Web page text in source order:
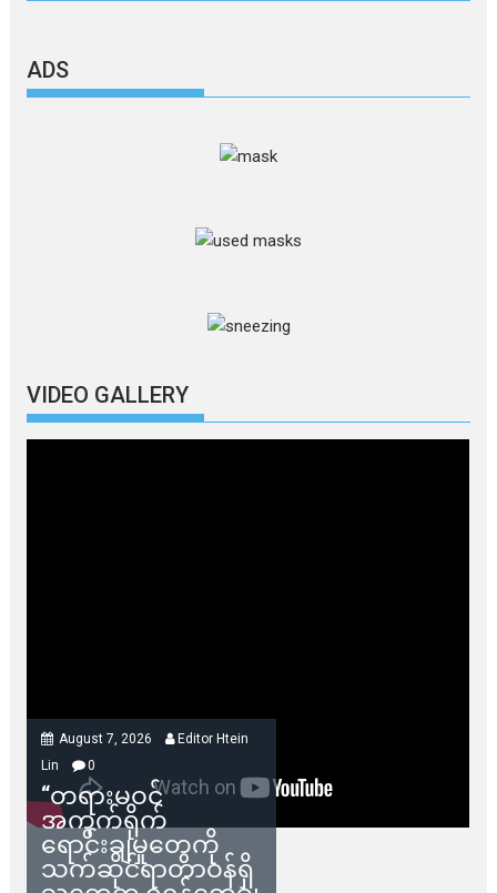
ADS
VIDEO GALLERY
August 7, 2026
Editor Htein
Lin
0
“တရားမဝင်
အကွက်ရိုက်
ရောင်းချမှုတွေကို
သက်ဆိုင်ရာတာဝန်ရှိ